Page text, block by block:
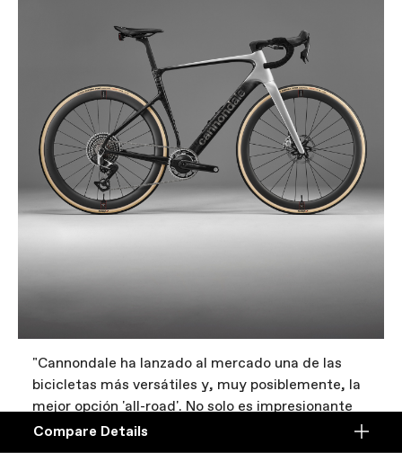
"Cannondale ha lanzado al mercado una de las
bicicletas más versátiles y, muy posiblemente, la
mejor opción 'all-road'. No solo es impresionante
por su equilibrado manejo y espíritu deportivo. Los
Compare
Compare Details